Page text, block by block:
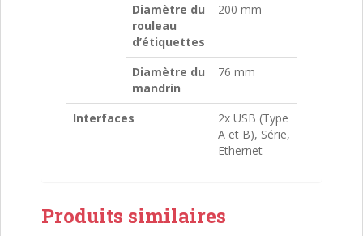
Diamètre du
rouleau
d’étiquettes
200 mm
Diamètre du
mandrin
76 mm
Interfaces
2x USB (Type
A et B), Série,
Ethernet
Produits similaires